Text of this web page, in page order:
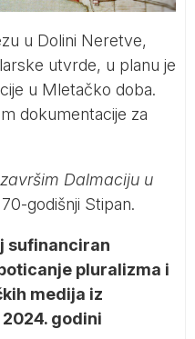
u Dolini Neretve,
utvrde, u planu je
u Mletačko doba.
dokumentacije za
Dalmaciju u
godišnji Stipan.
sufinanciran
pluralizma i
medija iz
godini